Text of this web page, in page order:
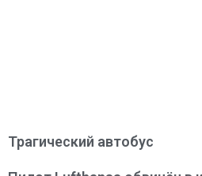
Трагический автобус